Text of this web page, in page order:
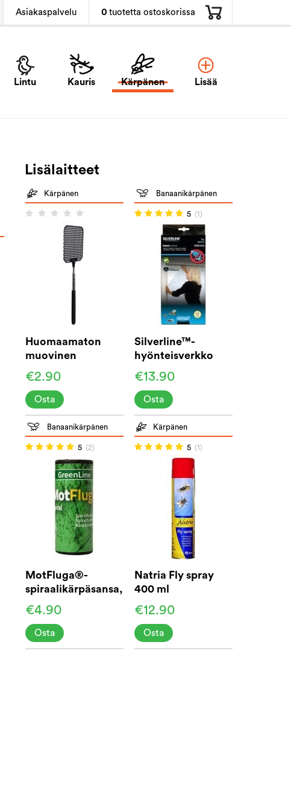
Asiakaspalvelu 0 tuotetta ostoskorissa
Lintu Kauris Kärpänen Lisää
Lisälaitteet
Kärpänen
Huomaamaton
muovinen
kärpäslätkä
€2.90
Osta
Banaanikärpänen
5 (1)
Silverline™-
hyönteisverkko
siitepölysuojalla
€13.90
Osta
Banaanikärpänen
5 (2)
MotFluga®-
spiraalikärpäsansa,
4 kpl pakkaus
€4.90
Osta
Kärpänen
5 (1)
Natria Fly spray
400 ml
€12.90
Osta